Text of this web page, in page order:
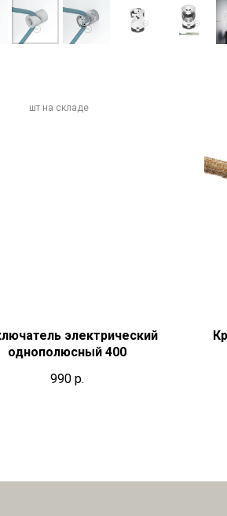
электрический
однополюсный 400
990 р.